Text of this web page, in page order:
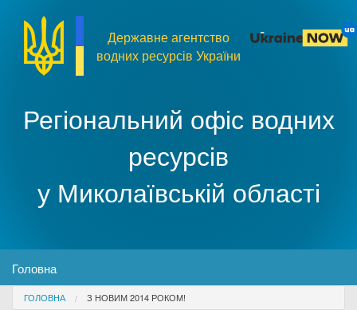
Регіональний офіс водних
ресурсів
у Миколаївській області
Державне агентство
водних ресурсів України
MENU
Головна
Про організацію
You are here
ГОЛОВНА З НОВИМ 2014 РОКОМ!